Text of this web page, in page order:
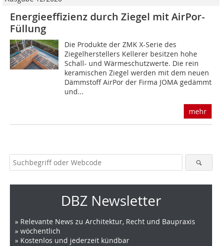
Energieeffizienz durch Ziegel mit AirPor-
Füllung
Die Produkte der ZMK X-Serie des
Ziegelherstellers Kellerer besitzen hohe
Schall- und Wärmeschutzwerte. Die rein
keramischen Ziegel werden mit dem neuen
Dämmstoff AirPor der Firma JOMA gedämmt
und...
mehr
DBZ Newsletter
» Relevante News zu Architektur, Recht und Baupraxis
» wöchentlich
» Kostenlos und jederzeit kündbar